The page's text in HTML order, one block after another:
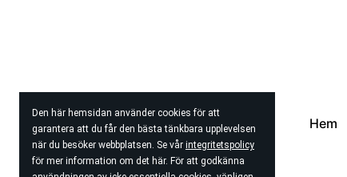
Den här hemsidan använder cookies för att
garantera att du får den bästa tänkbara upplevelsen
när du besöker webbplatsen. Se vår integritetspolicy
för mer information om det här. För att godkänna
HIFI-AGENTEN AB Hem